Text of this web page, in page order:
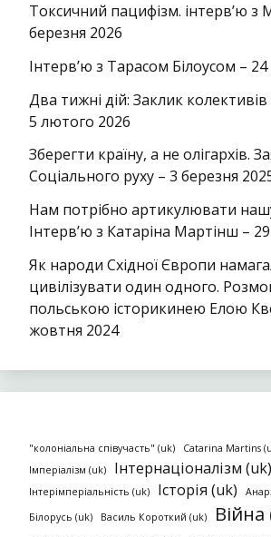
Токсичний пацифізм. інтерв’ю з
березня 2026
Інтерв’ю з Тарасом Білоусом –
Два тижні дій: Заклик колективів
5 лютого 2026
Зберегти країну, а не олігархів.
Соціального руху – 3 березня
Нам потрібно артикулювати
Інтерв’ю з Катаріна Мартінш – 29
Як народи Східної Європи
цивілізувати один одного.
польською історикинею Елою
жовтня 2024
"колоніальна співучасть" (uk) Catarina Martins
Імперіалізм (uk)
Інтернаціоналізм (uk)
Інтерімперіальність (uk) Історія (uk)
Білорусь (uk)
Василь Короткий (uk) Війна